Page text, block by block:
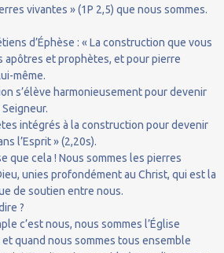
vivantes » (1P 2,5) que nous sommes.
d’Éphèse : « La construction que vous
apôtres et prophètes, et pour pierre
même.
s’élève harmonieusement pour devenir
intégrés à la construction pour devenir
l’Esprit » (2,20s).
que cela ! Nous sommes les pierres
unies profondément au Christ, qui est la
de soutien entre nous.
?
c’est nous, nous sommes l’Église
quand nous sommes tous ensemble